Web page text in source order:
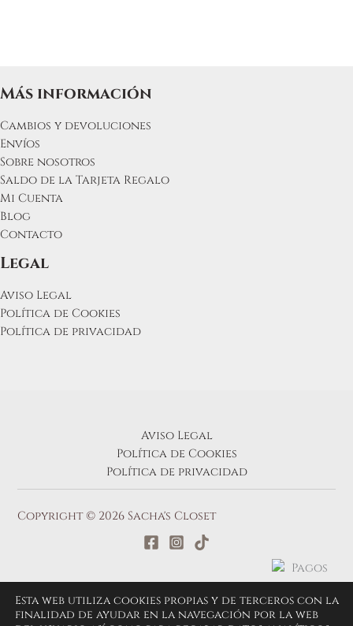
Más información
Cambios y devoluciones
Envíos
Sobre nosotros
Saldo de la Tarjeta Regalo
Mi Cuenta
Blog
Contacto
Legal
Aviso Legal
Política de Cookies
Política de privacidad
Aviso Legal
Política de Cookies
Política de privacidad
Copyright © 2026 Sacha's Closet
Esta web utiliza cookies propias y de terceros con la
finalidad de ayudar en la navegación por la web